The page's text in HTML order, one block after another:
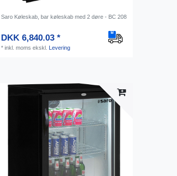
Saro Køleskab, bar køleskab med 2 døre - BC 208
DKK 6,840.03 *
*inkl. moms ekskl. Levering